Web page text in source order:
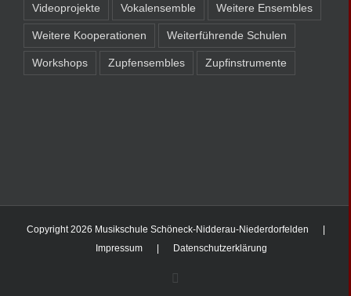
Videoprojekte Vokalensemble Weitere Ensembles
Weitere Kooperationen Weiterführende Schulen
Workshops Zupfensembles Zupfinstrumente
Copyright2026 Musikschule Schöneck-Nidderau-Niederdorfelden |
Impressum
Datenschutzerklärung